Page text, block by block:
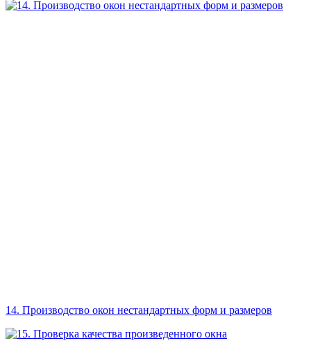
14. Производство окон нестандартных форм и размеров